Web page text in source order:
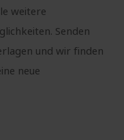
weitere
Senden
und wir finden
neue